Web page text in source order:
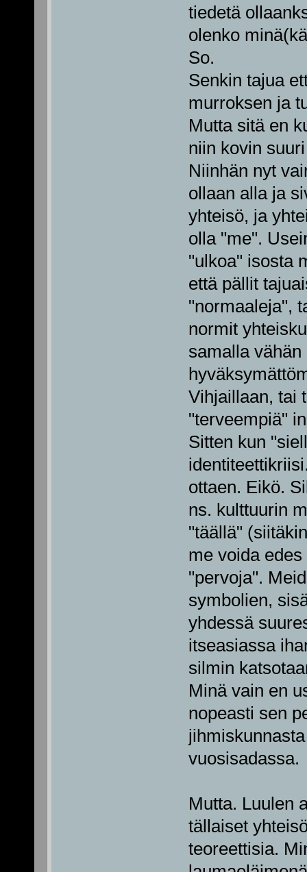
tiedetä
olenko
So.
Senkin tajua
murroksen ja
Mutta sitä en
niin kovin
Niinhän nyt
ollaan alla ja
yhteisö, ja
olla "me".
"ulkoa" isosta
että pällit
"normaaleja",
normit
samalla
Vihjaillaan, tai
"terveempiä"
Sitten kun
ottaen. Eikö.
ns. kulttuurin
"täällä"
me voida
"pervoja".
symbolien,
yhdessä
itseasiassa
silmin
Minä vain en
nopeasti sen
vuosisadassa.
Mutta. Luulen
tällaiset
teoreettisia.